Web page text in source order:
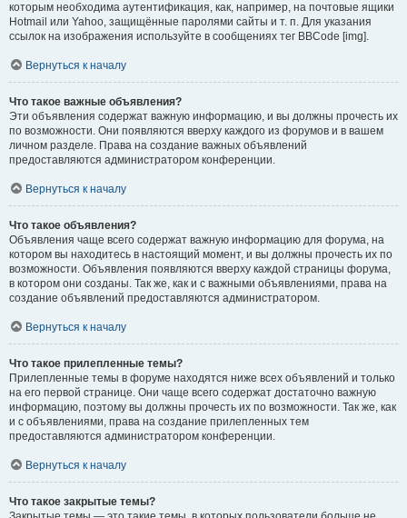
которым необходима аутентификация, как, например, на почтовые ящики
Hotmail или Yahoo, защищённые паролями сайты и т. п. Для указания
ссылок на изображения используйте в сообщениях тег BBCode [img].
Вернуться к началу
Что такое важные объявления?
Эти объявления содержат важную информацию, и вы должны прочесть их
по возможности. Они появляются вверху каждого из форумов и в вашем
личном разделе. Права на создание важных объявлений
предоставляются администратором конференции.
Вернуться к началу
Что такое объявления?
Объявления чаще всего содержат важную информацию для форума, на
котором вы находитесь в настоящий момент, и вы должны прочесть их по
возможности. Объявления появляются вверху каждой страницы форума,
в котором они созданы. Так же, как и с важными объявлениями, права на
создание объявлений предоставляются администратором.
Вернуться к началу
Что такое прилепленные темы?
Прилепленные темы в форуме находятся ниже всех объявлений и только
на его первой странице. Они чаще всего содержат достаточно важную
информацию, поэтому вы должны прочесть их по возможности. Так же, как
и с объявлениями, права на создание прилепленных тем
предоставляются администратором конференции.
Вернуться к началу
Что такое закрытые темы?